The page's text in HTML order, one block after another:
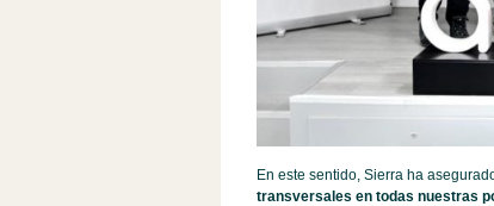
En este sentido, Sierra ha
transversales en todas nuestras